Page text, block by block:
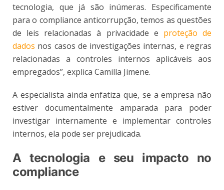
tecnologia, que já são inúmeras. Especificamente
para o compliance anticorrupção, temos as questões
de leis relacionadas à privacidade e proteção de
dados nos casos de investigações internas, e regras
relacionadas a controles internos aplicáveis aos
empregados”, explica Camilla Jimene.
A especialista ainda enfatiza que, se a empresa não
estiver documentalmente amparada para poder
investigar internamente e implementar controles
internos, ela pode ser prejudicada.
A tecnologia e seu impacto no
compliance